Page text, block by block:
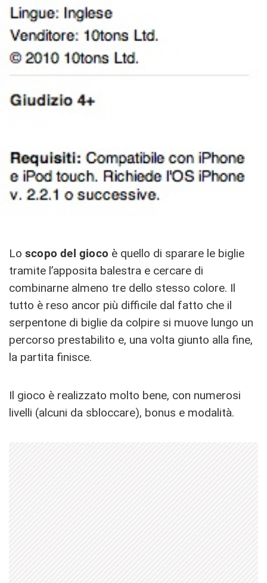
Lo scopo del gioco è quello di sparare le biglie
tramite l’apposita balestra e cercare di
combinarne almeno tre dello stesso colore. Il
tutto è reso ancor più difficile dal fatto che il
serpentone di biglie da colpire si muove lungo un
percorso prestabilito e, una volta giunto alla fine,
la partita finisce.
Il gioco è realizzato molto bene, con numerosi
livelli (alcuni da sbloccare), bonus e modalità.